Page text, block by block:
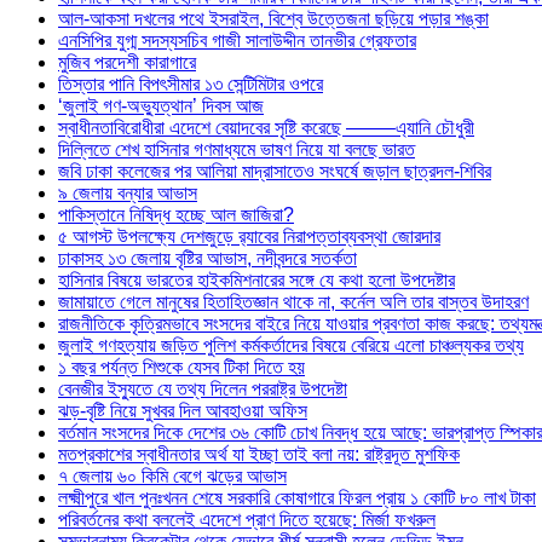
আল-আকসা দখলের পথে ইসরাইল, বিশ্বে উত্তেজনা ছড়িয়ে পড়ার শঙ্কা
এনসিপির যুগ্ম সদস্যসচিব গাজী সালাউদ্দীন তানভীর গ্রেফতার
মুজিব পরদেশী কারাগারে
তিস্তার পানি বিপৎসীমার ১৩ সেন্টিমিটার ওপরে
‘জুলাই গণ-অভ্যুত্থান’ দিবস আজ
স্বাধীনতাবিরোধীরা এদেশে বেয়াদবের সৃষ্টি করেছে ——–এ্যানি চৌধুরী
দিল্লিতে শেখ হাসিনার গণমাধ্যমে ভাষণ নিয়ে যা বলছে ভারত
জবি ঢাকা কলেজের পর আলিয়া মাদ্রাসাতেও সংঘর্ষে জড়াল ছাত্রদল-শিবির
৯ জেলায় বন্যার আভাস
পাকিস্তানে নিষিদ্ধ হচ্ছে আল জাজিরা?
৫ আগস্ট উপলক্ষ্যে দেশজুড়ে র‌্যাবের নিরাপত্তাব্যবস্থা জোরদার
ঢাকাসহ ১৩ জেলায় বৃষ্টির আভাস, নদীবন্দরে সতর্কতা
হাসিনার বিষয়ে ভারতের হাইকমিশনারের সঙ্গে যে কথা হলো উপদেষ্টার
জামায়াতে গেলে মানুষের হিতাহিতজ্ঞান থাকে না, কর্নেল অলি তার বাস্তব উদাহরণ
রাজনীতিকে কৃত্রিমভাবে সংসদের বাইরে নিয়ে যাওয়ার প্রবণতা কাজ করছে:
জুলাই গণহত্যায় জড়িত পুলিশ কর্মকর্তাদের বিষয়ে বেরিয়ে এলো চাঞ্চল্যকর তথ্য
১ বছর পর্যন্ত শিশুকে যেসব টিকা দিতে হয়
বেনজীর ইস্যুতে যে তথ্য দিলেন পররাষ্ট্র উপদেষ্টা
ঝড়-বৃষ্টি নিয়ে সুখবর দিল আবহাওয়া অফিস
বর্তমান সংসদের দিকে দেশের ৩৬ কোটি চোখ নিবদ্ধ হয়ে আছে: ভারপ্রাপ্ত স্পিকার
মতপ্রকাশের স্বাধীনতার অর্থ যা ইচ্ছা তাই বলা নয়: রাষ্ট্রদূত মুশফিক
৭ জেলায় ৬০ কিমি বেগে ঝড়ের আভাস
লক্ষ্মীপুরে খাল পুনঃখনন শেষে সরকারি কোষাগারে ফিরল প্রায় ১ কোটি ৮০ লাখ টাকা
পরিবর্তনের কথা বললেই এদেশে প্রাণ দিতে হয়েছে: মির্জা ফখরুল